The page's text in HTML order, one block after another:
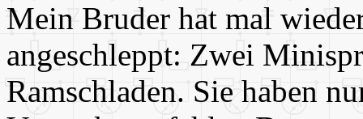
Mein Bruder hat mal
angeschleppt: Zwei
Ramschladen. Sie haben